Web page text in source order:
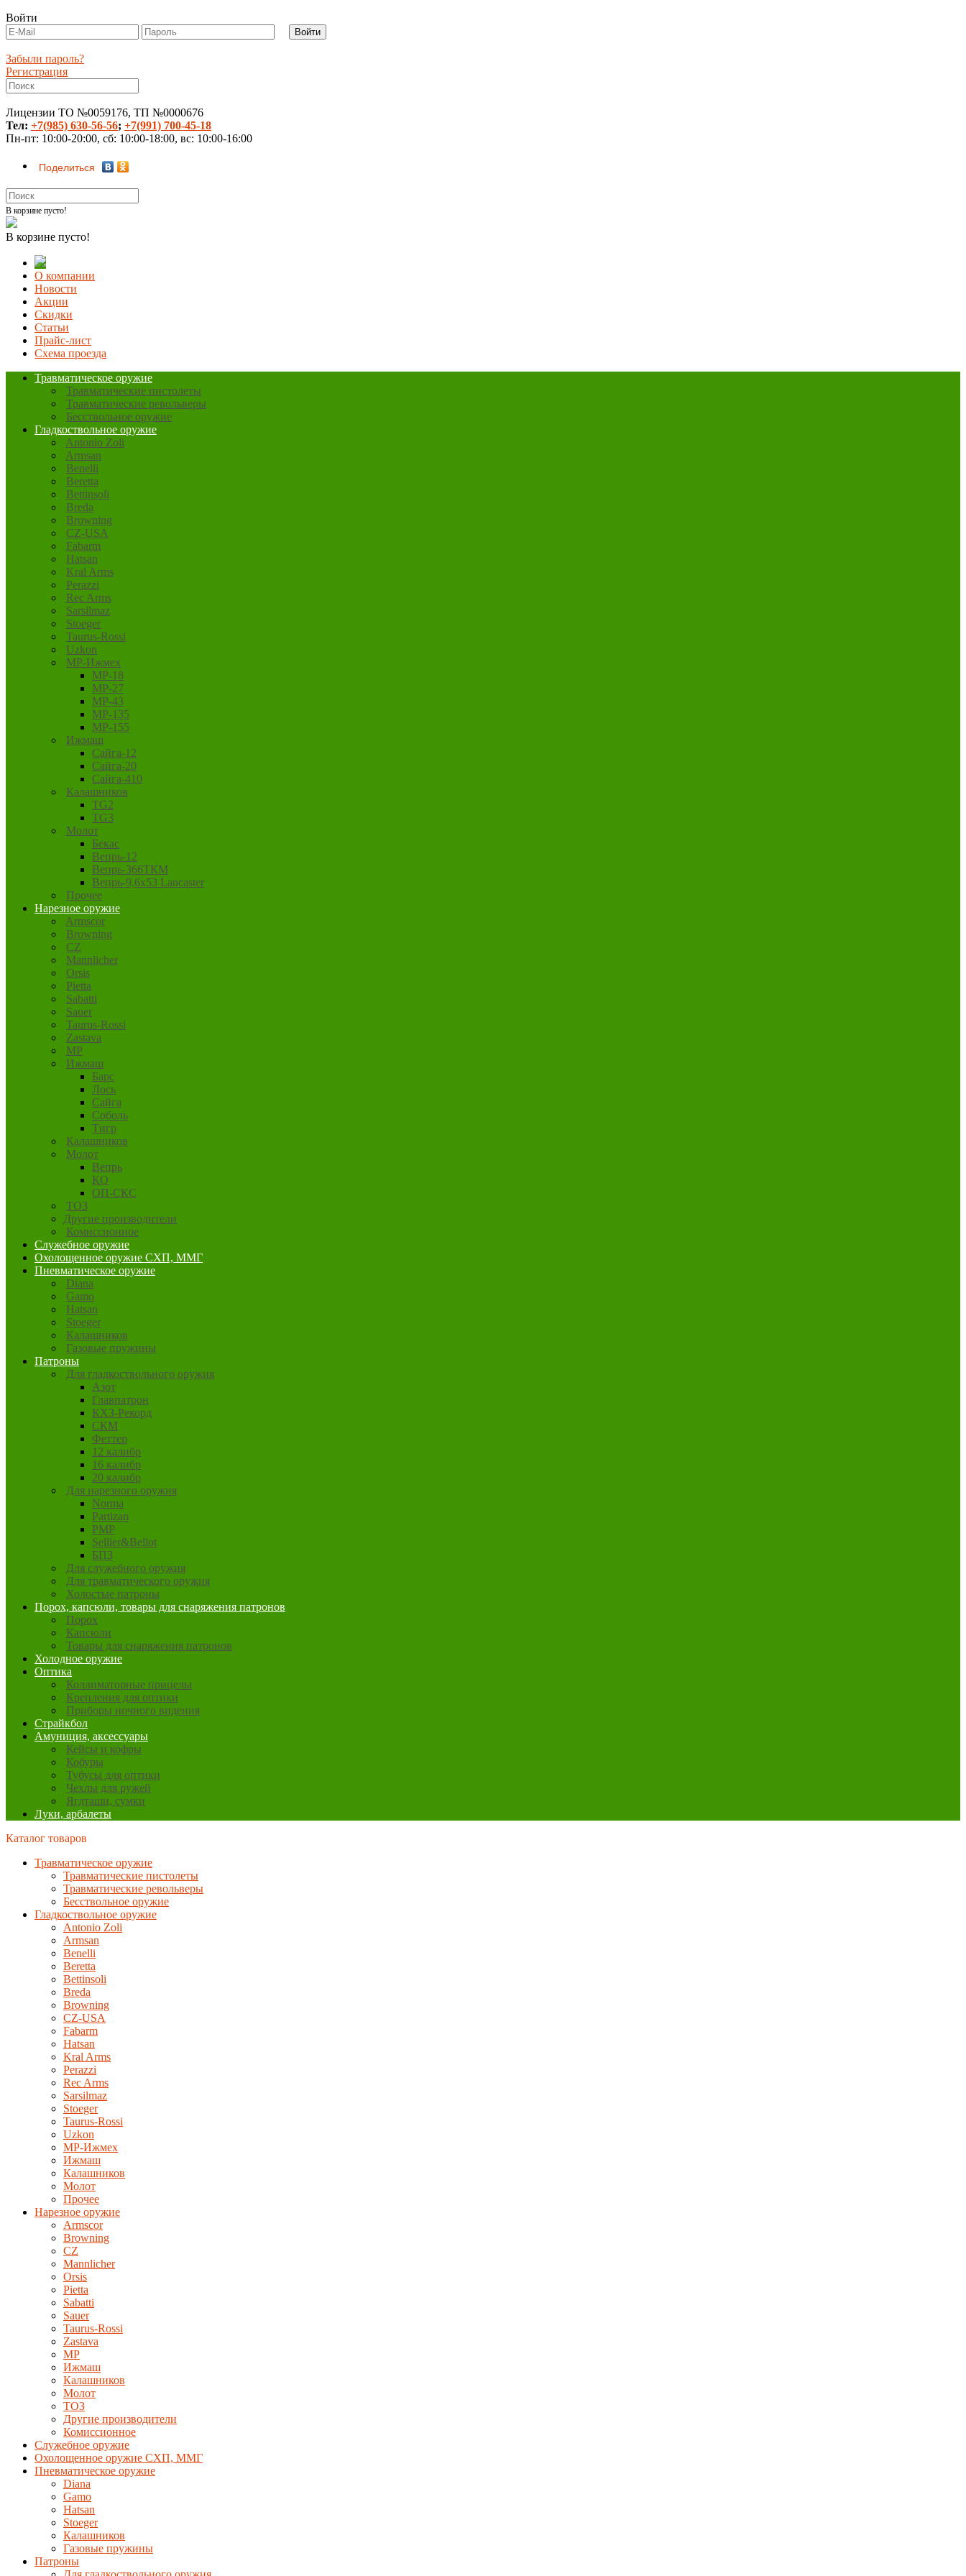
Войти
Забыли пароль?
Регистрация
Лицензии ТО №0059176, ТП №0000676
Тел: +7(985) 630-56-56; +7(991) 700-45-18
Пн-пт: 10:00-20:00, сб: 10:00-18:00, вс: 10:00-16:00
Поделиться
В корзине пусто!
В корзине пусто!
О компании
Новости
Акции
Скидки
Статьи
Прайс-лист
Схема проезда
Травматическое оружие
Травматические пистолеты
Травматические револьверы
Бесствольное оружие
Гладкоствольное оружие
Antonio Zoli
Armsan
Benelli
Beretta
Bettinsoli
Breda
Browning
CZ-USA
Fabarm
Hatsan
Kral Arms
Perazzi
Rec Arms
Sarsilmaz
Stoeger
Taurus-Rossi
Uzkon
MP-Ижмех
MP-18
MP-27
MP-43
MP-135
MP-155
Ижмаш
Сайга-12
Сайга-20
Сайга-410
Калашников
TG2
TG3
Молот
Бекас
Вепрь-12
Вепрь-366ТКМ
Вепрь-9,6х53 Lancaster
Прочее
Нарезное оружие
Armscor
Browning
CZ
Mannlicher
Orsis
Pietta
Sabatti
Sauer
Taurus-Rossi
Zastava
MP
Ижмаш
Барс
Лось
Сайга
Соболь
Тигр
Калашников
Молот
Вепрь
КО
ОП-СКС
ТОЗ
Другие производители
Комиссионное
Служебное оружие
Охолощенное оружие СХП, ММГ
Пневматическое оружие
Diana
Gamo
Hatsan
Stoeger
Калашников
Газовые пружины
Патроны
Для гладкоствольного оружия
Азот
Главпатрон
КХЗ-Рекорд
СКМ
Феттер
12 калибр
16 калибр
20 калибр
Для нарезного оружия
Norma
Partizan
PMP
Sellier&Bellot
БПЗ
Для служебного оружия
Для травматического оружия
Холостые патроны
Порох, капсюли, товары для снаряжения патронов
Порох
Капсюли
Товары для снаряжения патронов
Холодное оружие
Оптика
Коллиматорные прицелы
Крепления для оптики
Приборы ночного видения
Страйкбол
Амуниция, аксессуары
Кейсы и кофры
Кобуры
Тубусы для оптики
Чехлы для ружей
Ягдташи, сумки
Луки, арбалеты
Каталог товаров
Травматическое оружие
Травматические пистолеты
Травматические револьверы
Бесствольное оружие
Гладкоствольное оружие
Antonio Zoli
Armsan
Benelli
Beretta
Bettinsoli
Breda
Browning
CZ-USA
Fabarm
Hatsan
Kral Arms
Perazzi
Rec Arms
Sarsilmaz
Stoeger
Taurus-Rossi
Uzkon
MP-Ижмех
Ижмаш
Калашников
Молот
Прочее
Нарезное оружие
Armscor
Browning
CZ
Mannlicher
Orsis
Pietta
Sabatti
Sauer
Taurus-Rossi
Zastava
MP
Ижмаш
Калашников
Молот
ТОЗ
Другие производители
Комиссионное
Служебное оружие
Охолощенное оружие СХП, ММГ
Пневматическое оружие
Diana
Gamo
Hatsan
Stoeger
Калашников
Газовые пружины
Патроны